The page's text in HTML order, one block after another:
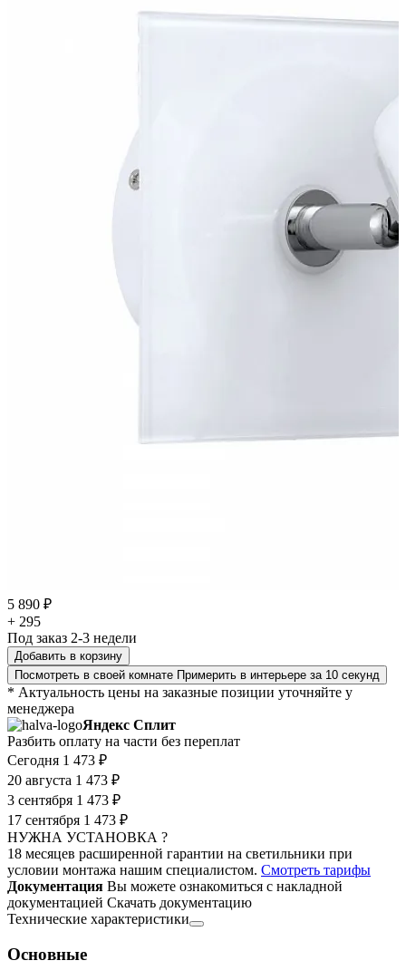
5 890 ₽
+ 295
Под заказ 2-3 недели
Добавить в корзину
Посмотреть в своей комнате Примерить в интерьере за 10 секунд
* Актуальность цены на заказные позиции уточняйте у
менеджера
Яндекс Сплит
Разбить оплату на части без переплат
Сегодня 1 473 ₽
20 августа 1 473 ₽
3 сентября 1 473 ₽
17 сентября 1 473 ₽
НУЖНА УСТАНОВКА ?
18 месяцев расширенной гарантии на светильники при
условии монтажа нашим специалистом. Смотреть тарифы
Документация Вы можете ознакомиться с накладной
документацией Скачать документацию
Технические характеристики
Основные